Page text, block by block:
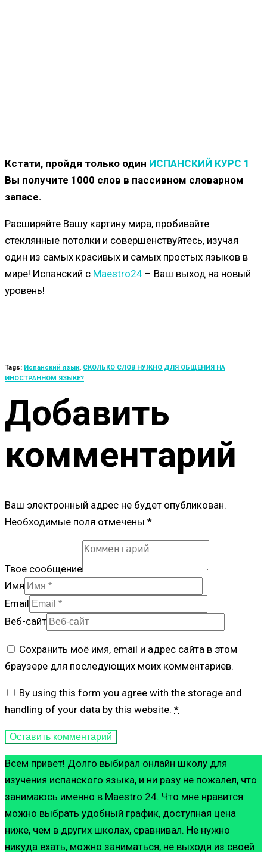
Кстати, пройдя только один ИСПАНСКИЙ КУРС 1
Вы получите 1000 слов в пассивном словарном
запасе.
Расширяйте Вашу картину мира, пробивайте
стеклянные потолки и совершенствуйтесь, изучая
один из самых красивых и самых простых языков в
мире! Испанский с Maestro24 – Ваш выход на новый
уровень!
Tags: Испанский язык, СКОЛЬКО СЛОВ НУЖНО ДЛЯ ОБЩЕНИЯ НА
ИНОСТРАННОМ ЯЗЫКЕ?
Добавить
комментарий
Ваш электронный адрес не будет опубликован.
Необходимые поля отмечены *
Твое сообщение
Имя
Email
Веб-сайт
Сохранить моё имя, email и адрес сайта в этом
браузере для последующих моих комментариев.
By using this form you agree with the storage and
handling of your data by this website. *
Всем привет! Долго выбирал онлайн школу для
изучения испанского языка, и ни разу не пожалел, что
занимаюсь именно в Maestro 24. Что мне нравится:
можно выбрать удобный график, доступная цена
ниже, чем в других школах, сравнивал. Не нужно
никуда ехать, можно заниматься, не выходя из своей